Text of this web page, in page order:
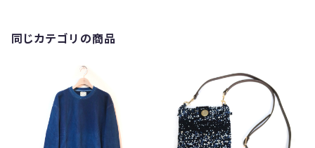
同じカテゴリの商品